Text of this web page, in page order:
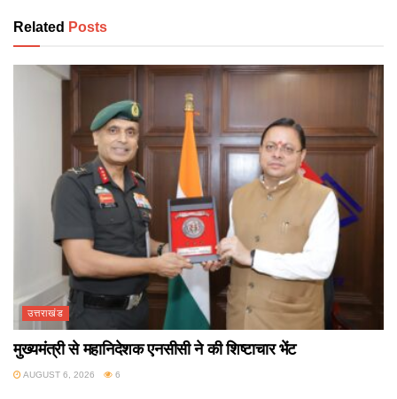
Related Posts
उत्तराखंड
मुख्यमंत्री से महानिदेशक एनसीसी ने की शिष्टाचार भेंट
AUGUST 6, 2026 6